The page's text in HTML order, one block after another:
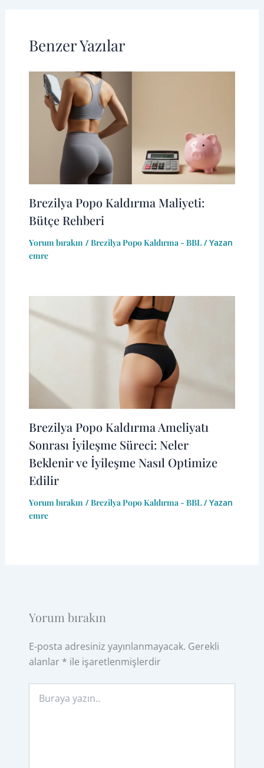
Benzer Yazılar
Brezilya Popo Kaldırma Maliyeti:
Bütçe Rehberi
Yorum bırakın /Brezilya Popo Kaldırma - BBL/ Yazan
emre
Brezilya Popo Kaldırma Ameliyatı
Sonrası İyileşme Süreci: Neler
Beklenir ve İyileşme Nasıl Optimize
Edilir
Yorum bırakın /Brezilya Popo Kaldırma - BBL/ Yazan
emre
Yorum bırakın
E-posta adresiniz yayınlanmayacak. Gerekli
alanlar * ile işaretlenmişlerdir
yazın..